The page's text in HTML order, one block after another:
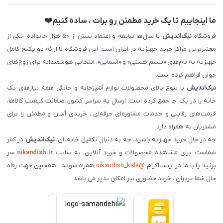
ما اینجاییم تا یک خرید مطمئن رو برات ، ساده کنیم❤️
فروشگاهنیک‌اندیش
با سال‌ها سابقه و اعتماد بیش از ۵۰ هزار خانواده، یکی از
معتبرترین مراکز خرید جهیزیه در ایران است. این فروشگاه با ارائه دو پکیج کامل
جهیزیه به نام‌های «تبسم هستی» و «آسمانی»، انتخابی هوشمندانه برای زوج‌های
جوان فراهم کرده است.
نیک‌اندیش با تنوع بالای محصولات لوازم آشپزخانه و خانگی همه نیازهای یک
خانه را در یک جا جمع کرده است. ارسال به سراسر کشور، ضمانت کیفیت کالاها،
قیمت‌های رقابتی و خدمات مشاوره‌ای حرفه‌ای ، خریدی آسان و مطمئن را برای
مشتریان به همراه دارد.
چه در حال خرید جهیزیه باشید، چه به دنبال تکمیل خانه‌تان،نیک‌اندیش در کنار
شماست. برای مشاهده محصولات و خرید آنلاین، به سایت nikandish.ir سر
بزنید یا با ما در اینستاگرام @nikandish_kala
همراه شوید . همچنین جهت رفاه
حال شما عزیزان ، خرید حضوری نیز امکان پذیر می باشد.